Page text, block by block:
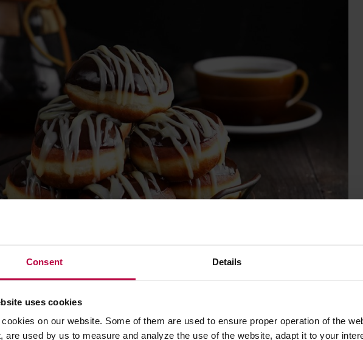
Consent Details
uses cookies
on our website. Some of them are used to ensure proper operation of the
are used by us to measure and analyze the use of the website, adapt it to your
kawowym sercem – bo liczy się wnętrze!